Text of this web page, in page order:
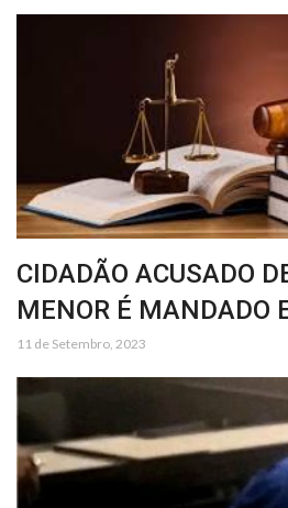
CIDADÃO ACUSADO
MENOR É MANDADO
11 de Setembro, 2023